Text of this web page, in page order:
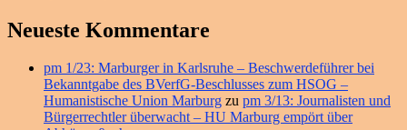
Neueste Kommentare
pm 1/23: Marburger in Karlsruhe – Beschwerdeführer bei
Bekanntgabe des BVerfG-Beschlusses zum HSOG –
Humanistische Union Marburg zu pm 3/13: Journalisten und
Bürgerrechtler überwacht – HU Marburg empört über